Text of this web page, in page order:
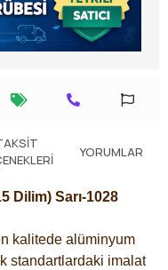
YORUMLAR
Dilim) Sarı-1028
kalitede alüminyum
standartlardaki imalat